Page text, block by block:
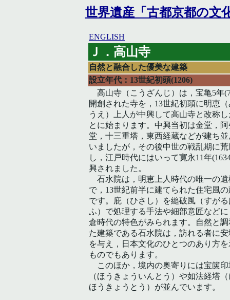
世界遺産「古都京都の文
ENGLISH
Ｊ．高山寺
自然と融合した優美な建築
設立年代：13世紀初頭(1206)
高山寺（こうざんじ）は，宝亀5年
開創された寺を，13世紀初頭に明恵
うえ）上人が中興して高山寺と改称
とに始まります。中興当初は金堂，
堂，十三重塔，東西経蔵などが建ち
いましたが，その後中世の戦乱期に荒
し，江戸時代にはいって寛永11年
興されました。
石水院は，明恵上人時代の唯一の遺
で，13世紀前半に建てられた住宅風
です。庇（ひさし）を縋破風（すがる
ふ）で処理する手法や細部意匠など
倉時代の特色がみられます。自然と
た建築である石水院は，訪れる者に
を与え，日本文化のひとつのあり方
ものでもあります。
このほか，境内の奥寄りには宝篋印
（ほうきょういんとう）や如法経塔
ほうきょうとう）が並んでいます。